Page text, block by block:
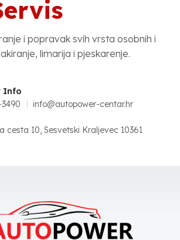
i popravak svih vrsta osobnih i
limarija i pjeskarenje.
Info
info@autopower-centar.hr
cesta 10, Sesvetski Kraljevec 10361